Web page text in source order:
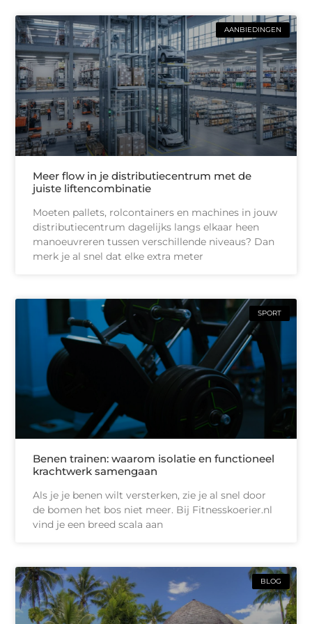
AANBIEDINGEN
Meer flow in je distributiecentrum met de
juiste liftencombinatie
Moeten pallets, rolcontainers en machines in jouw
distributiecentrum dagelijks langs elkaar heen
manoeuvreren tussen verschillende niveaus? Dan
merk je al snel dat elke extra meter
SPORT
Benen trainen: waarom isolatie en functioneel
krachtwerk samengaan
Als je je benen wilt versterken, zie je al snel door
de bomen het bos niet meer. Bij Fitnesskoerier.nl
vind je een breed scala aan
BLOG